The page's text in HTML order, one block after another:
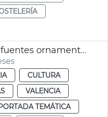
Nueva ruta turística fuentes ornamentales de Vlc
CULTURA
VALENCIA
TEMÁTICA